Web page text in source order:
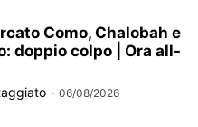
Como, Chalobah e
doppio colpo | Ora all-
- 06/08/2026